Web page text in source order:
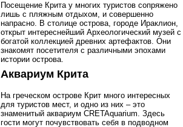
Посещение Крита у многих туристов сопряжено
лишь с пляжным отдыхом, и совершенно
напрасно. В столице острова, городе Ираклион,
открыт интереснейший Археологический музей с
богатой коллекцией древних артефактов. Они
знакомят посетителя с различными эпохами
истории острова.
Аквариум Крита
На греческом острове Крит много интересных
для туристов мест, и одно из них – это
знаменитый аквариум CRETAquarium. Здесь
гости могут почувствовать себя в подводном